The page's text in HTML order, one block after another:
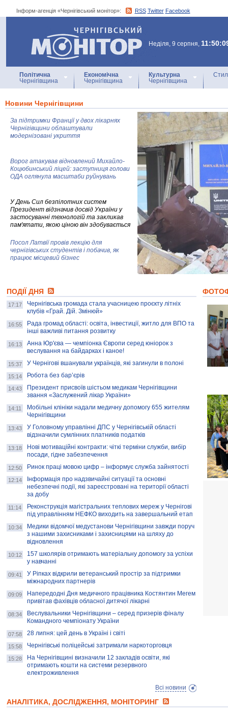
Інформ-агенція «Чернігівський монітор»: RSS Twitter Facebook
Інформ-агенція
«Чернігівський монітор»
Неділя, 9 серпня,
Політична
Чернігівщина
Економічна
Чернігівщина
Культурна
Чернігівщина
Новини Чернігівщини
За підтримки Франції у двох лікарнях
Чернігівщини облаштували
модернізовані укриття
Ворог атакував відновлений Михайло-
Коцюбинський ліцей: заступниця голови
ОДА оглянула масштаби руйнувань
У День Сил безпілотних систем
Президент відзначив досвід України у
застосуванні технологій та закликав
пам'ятати, якою ціною він здобувається
Посол Латвії провів лекцію для
чернігівських студентів і побачив, як
працює місцевий бізнес
колекцію про війну, емоції та тварин
AB InBev Efes Україна підтримала
навчальний проєкт "Молодіжна бізнес-
школа", спрямований на розвиток
підприємництва у Чернігівській області
Золота тварина: видання Forbes
написало про чернігівця Патрона: хто і
скільки на ньому заробляє? І куди
витрачають?
ПОДІЇ ДНЯ
17:17
Чернігівська громада стала учасницею проєкту літніх
клубів «Грай. Дій. Змінюй»
16:55
Рада громад області: освіта, інвестиції, житло для ВПО та
інші важливі питання розвитку
16:13
Анна Юр'єва — чемпіонка Європи серед юніорок з
веслування на байдарках і каное!
15:37 У Чернігові вшанували українців, які загинули в полоні
15:14 Робота без бар’єрів
14:43
Президент присвоїв шістьом медикам Чернігівщини
звання «Заслужений лікар України»
14:11
Мобільні клініки надали медичну допомогу 655 жителям
Чернігівщини
13:43
У Головному управлінні ДПС у Чернігівській області
відзначили сумлінних платників податків
13:18
Нові мотиваційні контракти: чіткі терміни служби, вибір
посади, гідне забезпечення
12:50 Ринок праці мовою цифр – інформує служба зайнятості
12:14
Інформація про надзвичайні ситуації та основні
небезпечні події, які зареєстровані на території області
за добу
11:14
Реконструкція магістральних теплових мереж у Чернігові
під управлінням НЕФКО виходить на завершальний етап
10:34
Медики відомчої медустанови Чернігівщини завжди поруч
з нашими захисниками і захисницями на шляху до
відновлення
10:12
157 школярів отримають матеріальну допомогу за успіхи
у навчанні
09:41
У Ріпках відкрили ветеранський простір за підтримки
міжнародних партнерів
09:09
Напередодні Дня медичного працівника Костянтин Мегем
привітав фахівців обласної дитячої лікарні
08:34
Веслувальники Чернігівщини – серед призерів фіналу
Командного чемпіонату України
07:58 28 липня: цей день в Україні і світі
15:58 Чернігівські поліцейські затримали наркоторговця
15:28
На Чернігівщині визначили 12 закладів освіти, які
отримають кошти на системи резервного
електроживлення
Всі новини
АНАЛІТИКА, ДОСЛІДЖЕННЯ, МОНІТОРИНГ